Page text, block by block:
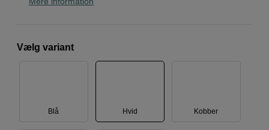
Vælg variant
Blå Hvid Kobber